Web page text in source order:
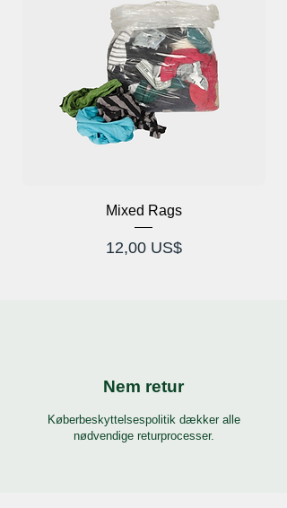
Mixed Rags
Pris
12,00 US$
Nem retur
Køberbeskyttelsespolitik dækker alle
nødvendige returprocesser.